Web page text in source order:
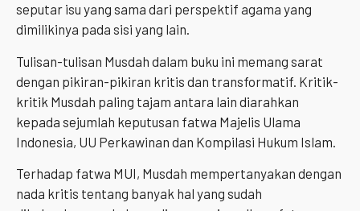
seputar isu yang sama dari perspektif agama yang
dimilikinya pada sisi yang lain.
Tulisan-tulisan Musdah dalam buku ini memang sarat
dengan pikiran-pikiran kritis dan transformatif. Kritik-
kritik Musdah paling tajam antara lain diarahkan
kepada sejumlah keputusan fatwa Majelis Ulama
Indonesia, UU Perkawinan dan Kompilasi Hukum Islam.
Terhadap fatwa MUI, Musdah mempertanyakan dengan
nada kritis tentang banyak hal yang sudah